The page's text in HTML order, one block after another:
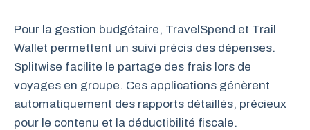
Pour la gestion budgétaire, TravelSpend et Trail
Wallet permettent un suivi précis des dépenses.
Splitwise facilite le partage des frais lors de
voyages en groupe. Ces applications génèrent
automatiquement des rapports détaillés, précieux
pour le contenu et la déductibilité fiscale.